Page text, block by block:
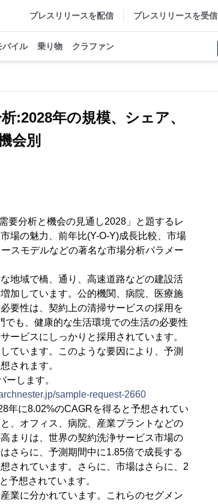
プレスリリースを配信 プレスリリースを受信
バイル 乗り物 クラファン
:2028年の規模、シェア、
会別
要分析と機会の見通し2028」と題するレ
場の魅力、前年比(Y-O-Y)成長比較、市場
スモデルなどの著名な市場分析パラメー
地域で橋、通り、高速道路などの建設活
加しています。公的機関、病院、医療施
要性は、契約上の清掃サービスの採用を
も、健康的な生活環境での生活の必要性
ービスにしっかりと採用されています。
ています。このような要因により、予測
されます。
ーします。
sample-request-2660
年に8.02%のCAGRを得ると予想されてい
、オフィス、病院、産業プラントなどの
まりは、世界の契約洗浄サービス市場の
さらに、予測期間中に1.85倍で成長する
されています。さらに、市場はさらに、2
予想されています。
業に分かれています。これらのセグメン